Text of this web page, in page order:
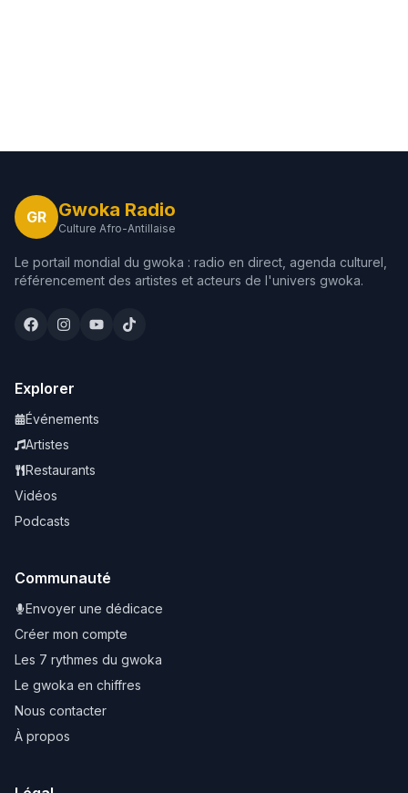
GR Gwoka Radio
Culture Afro-Antillaise
Le portail mondial du gwoka : radio en direct, agenda culturel,
référencement des artistes et acteurs de l'univers gwoka.
Explorer
Événements
Artistes
Restaurants
Vidéos
Podcasts
Communauté
Envoyer une dédicace
Créer mon compte
Les 7 rythmes du gwoka
Le gwoka en chiffres
Nous contacter
À propos